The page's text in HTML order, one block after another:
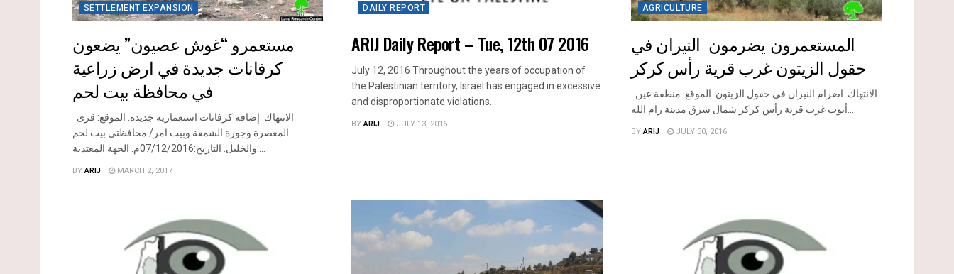
SETTLEMENT EXPANSION
مستعمرو “غوش عصيون” يضعون
كرفانات جديدة في ارض زراعية
في محافظة بيت لحم
المعصرة وجورة الشمعة وبيت امر/ محافظتي بيت لحم
والخليل. التاريخ:07/12/2016م. الجهة المعتدية:...
BYARIJ MARCH 2, 2017
DAILY REPORT
ARIJ Daily Report – Tue, 12th 07 2016
July 12, 2016 Throughout the years of occupation of
the Palestinian territory, Israel has engaged in excessive
and disproportionate violations...
BYARIJ JULY 13, 2016
AGRICULTURE
المستعمرون يضرمون النيران في
حقول الزيتون غرب قرية رأس كركر
BYARIJ JULY 30, 2016